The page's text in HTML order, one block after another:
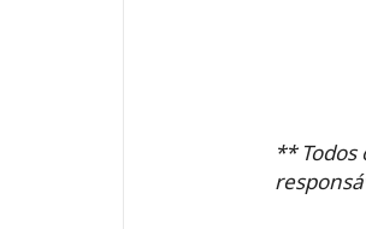
** Todos